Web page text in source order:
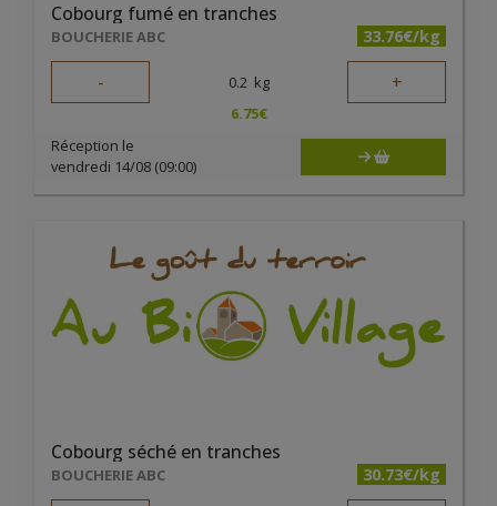
Cobourg fumé en tranches
BOUCHERIE ABC 33.76€/kg
- 0.2 kg +
6.75€
Réception le
vendredi 14/08 (09:00)
Cobourg séché en tranches
BOUCHERIE ABC 30.73€/kg